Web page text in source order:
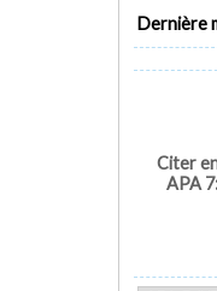
Dernière
Citer
APA